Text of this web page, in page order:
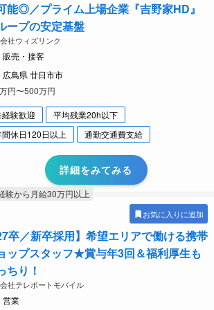
能◎／プライム上場企業『吉野家HD』
ープの安定基盤
社ウィズリンク
販売・接客
広島県 廿日市市
円〜500万円
経験歓迎
平均残業20h以下
間休日120日以上
通勤交通費支給
詳細をみてみる
験から月給30万円以上
お気に入りに追加
卒／新卒採用】希望エリアで働ける携帯
ップスタッフ★賞与年3回＆福利厚生も
ちり！
社テレポートモバイル
営業